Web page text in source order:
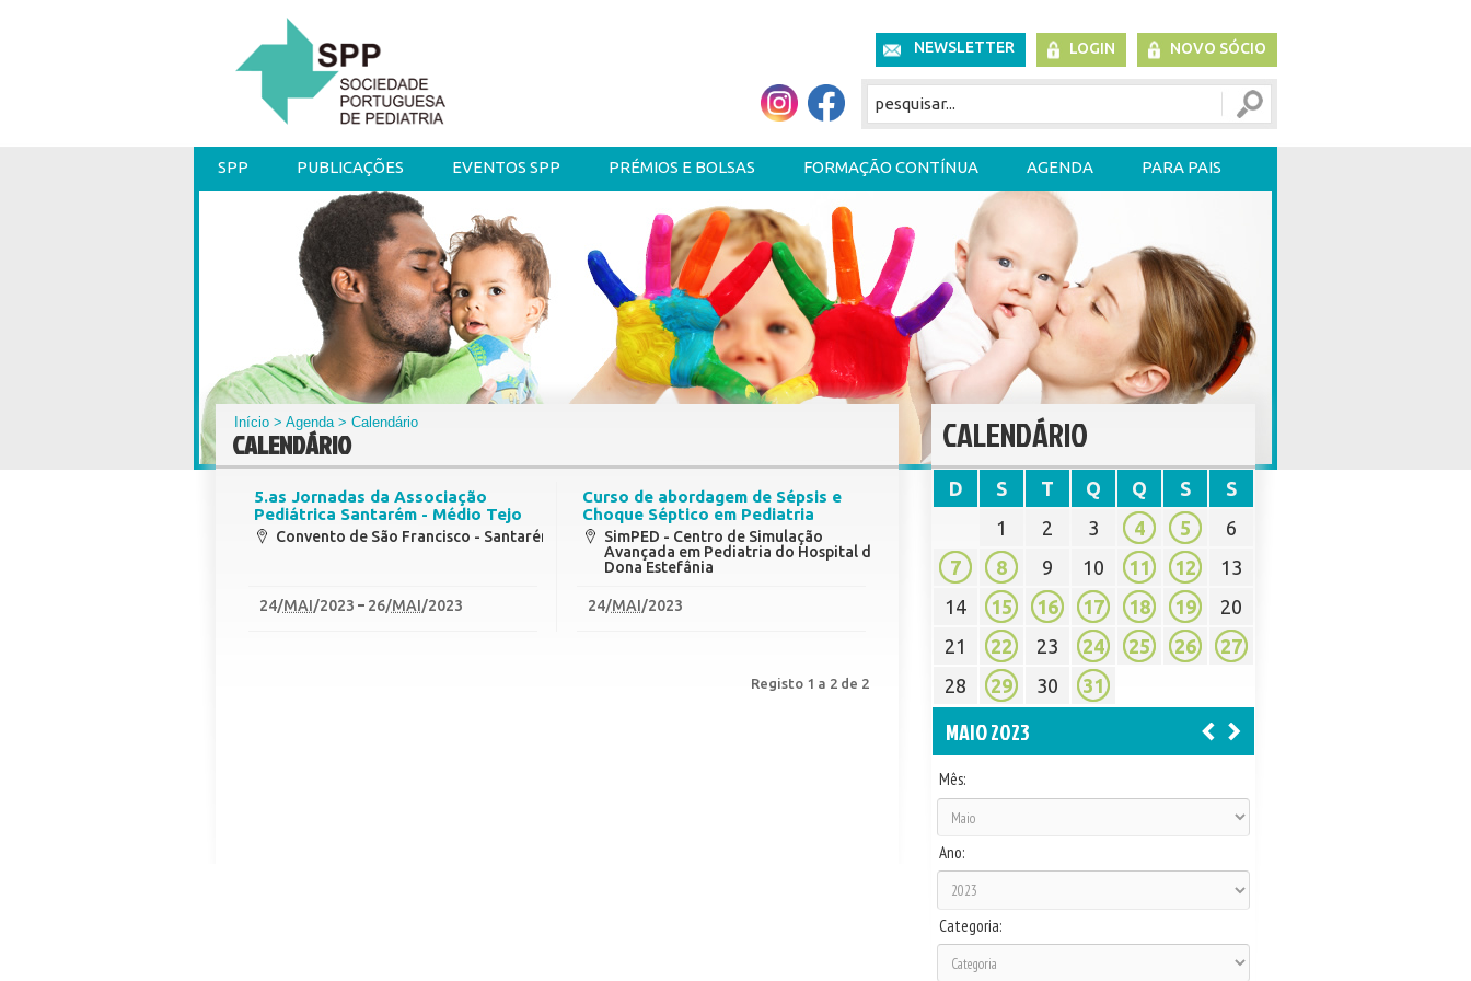
NEWSLETTER LOGIN NOVO SÓCIO
SPP PUBLICAÇÕES EVENTOS SPP PRÉMIOS E BOLSAS FORMAÇÃO CONTÍNUA AGENDA PARA PAIS
Início >Agenda> Calendário
CALENDÁRIO
5.as Jornadas da Associação
Pediátrica Santarém - Médio Tejo
Convento de São Francisco - Santarém
24/MAI/2023 26/MAI/2023
Curso de abordagem de Sépsis e
Choque Séptico em Pediatria
SimPED - Centro de Simulação
Avançada em Pediatria do Hospital de
Dona Estefânia
24/MAI/2023
Registo 1 a 2 de 2
CALENDÁRIO
D S T Q Q S
S
1
2 3 4 5
6
7
8 9 10 11 12
13
14
15 16 17 18 19
20
21
22 23 24 25 26
27
28
29 30 31
MAIO 2023
Mês:
Ano:
Categoria: